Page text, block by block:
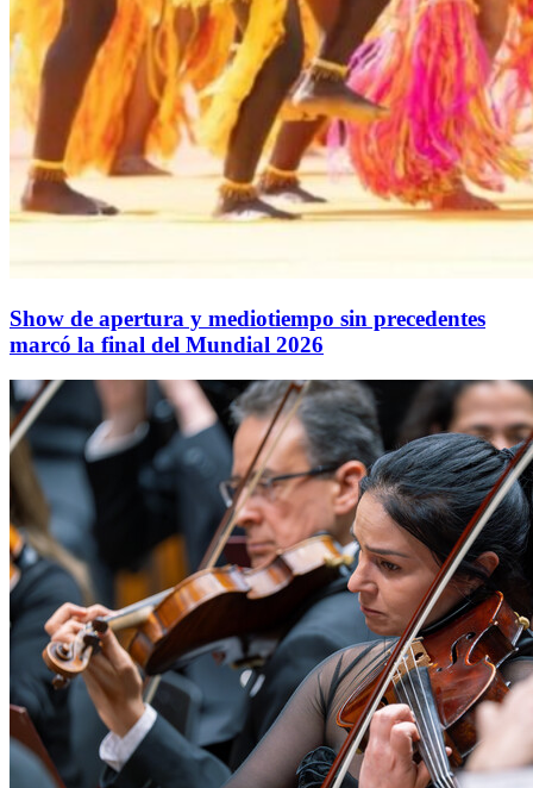
Show de apertura y mediotiempo sin precedentes
marcó la final del Mundial 2026